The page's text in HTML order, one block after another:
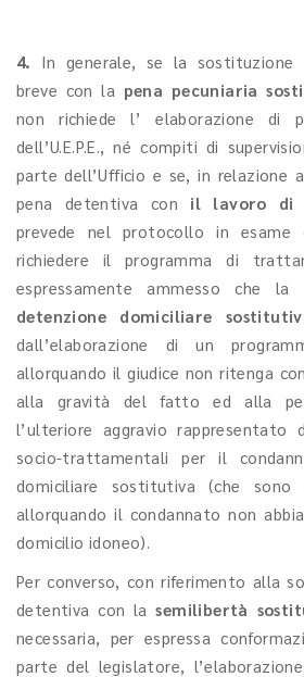
4. In generale, se la sostituzione
breve con la pena pecuniaria
non richiede l’ elaborazione di
dell’U.E.P.E., né compiti di
parte dell’Ufficio e se, in relazione
pena detentiva con il lavoro di
prevede nel protocollo in esame
richiedere il programma di
espressamente ammesso che
detenzione domiciliare
dall’elaborazione di un
allorquando il giudice non ritenga
alla gravità del fatto ed alla
l’ulteriore aggravio rappresentato
socio-trattamentali per il
domiciliare sostitutiva (che sono
allorquando il condannato non
domicilio idoneo).
Per converso, con riferimento alla
detentiva con lasemilibertà
necessaria, per espressa
parte del legislatore,